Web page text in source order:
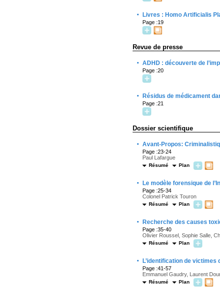
· Livres : Homo Artificialis
Page :19
Revue de presse
· ADHD : découverte de
Page :20
· Résidus de médicament
Page :21
Dossier scientifique
· Avant-Propos:
Page :23-24
Paul Lafargue
Résumé Plan
· Le modèle forensique de
Page :25-34
Colonel Patrick Touron
Résumé Plan
· Recherche des causes
Page :35-40
Olivier Roussel, Sophie Salle,
Résumé Plan
· L’identification de
Page :41-57
Emmanuel Gaudry, Laurent
Résumé Plan